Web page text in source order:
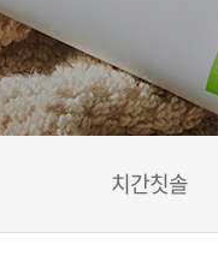
치간칫솔